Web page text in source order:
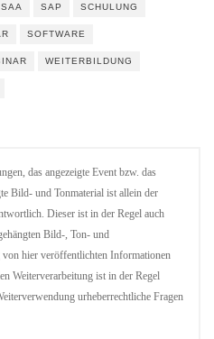
SAA SAP SCHULUNG
SOFTWARE
WEITERBILDUNG
das angezeigte Event bzw. das
Bild- und Tonmaterial ist allein der
Dieser ist in der Regel auch
Bild-, Ton- und
hier veröffentlichten Informationen
Weiterverarbeitung ist in der Regel
urheberrechtliche Fragen